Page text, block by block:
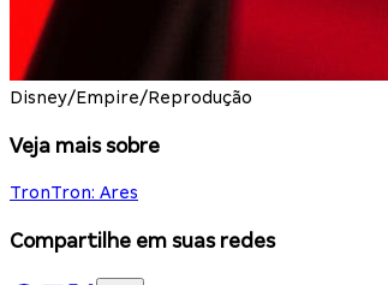
Disney/Empire/Reprodução
Veja mais sobre
TronTron: Ares
Compartilhe em suas redes